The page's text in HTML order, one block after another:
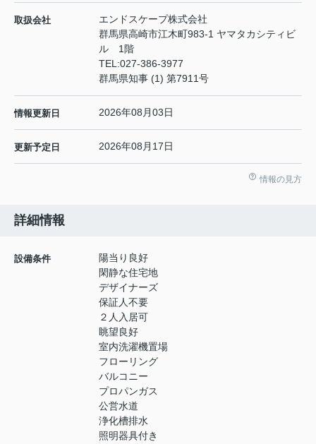
取扱会社
エンドスケープ株式会社
群馬県高崎市江木町983-1 ヤマタカシティビ
ル 1階
TEL:027-386-3977
群馬県知事 (1) 第7911号
情報更新日 2026年08月03日
更新予定日 2026年08月17日
情報の見方
詳細情報
設備条件
陽当り良好
閑静な住宅地
デザイナーズ
保証人不要
２人入居可
眺望良好
室内洗濯機置場
フローリング
バルコニー
プロパンガス
公営水道
浄化槽排水
照明器具付き